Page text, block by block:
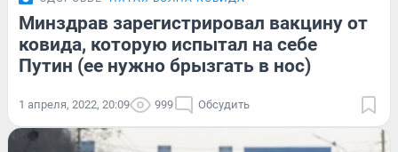
Минздрав зарегистрировал вакцину от
ковида, которую испытал на себе
Путин (ее нужно брызгать в нос)
1 апреля, 2022, 20:09 999 Обсудить